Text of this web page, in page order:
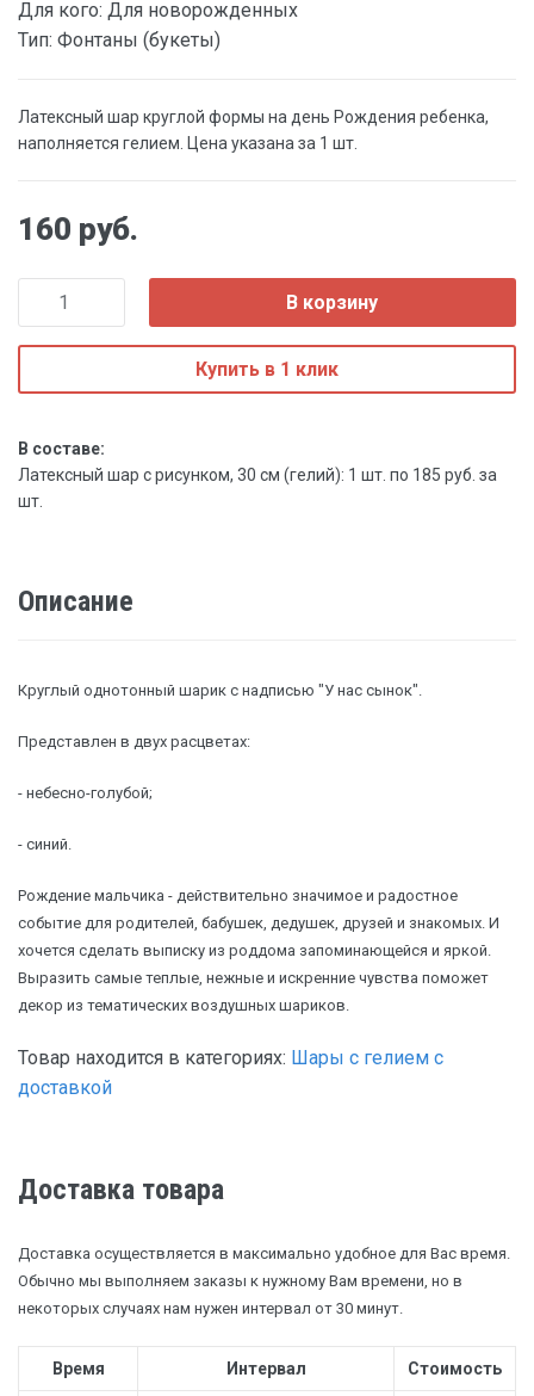
Для кого: Для новорожденных
Тип: Фонтаны (букеты)
Латексный шар круглой формы на день Рождения ребенка,
наполняется гелием. Цена указана за 1 шт.
160 руб.
В корзину
Купить в 1 клик
В составе:
Латексный шар с рисунком, 30 см (гелий): 1 шт. по 185 руб. за
шт.
Описание
Круглый однотонный шарик с надписью "У нас сынок".
Представлен в двух расцветах:
- небесно-голубой;
- синий.
Рождение мальчика - действительно значимое и радостное
событие для родителей, бабушек, дедушек, друзей и знакомых. И
хочется сделать выписку из роддома запоминающейся и яркой.
Выразить самые теплые, нежные и искренние чувства поможет
декор из тематических воздушных шариков.
Товар находится в категориях: Шары с гелием с
доставкой
Доставка товара
Доставка осуществляется в максимально удобное для Вас время.
Обычно мы выполняем заказы к нужному Вам времени, но в
некоторых случаях нам нужен интервал от 30 минут.
Время Интервал Стоимость